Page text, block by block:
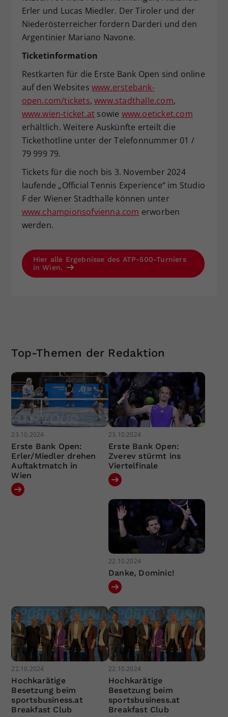
Erler und Lucas Miedler. Der Tiroler und der
Niederösterreicher fordern Darderi und den
Argentinier Mariano Navone.
Ticketinformation
Restkarten für die Erste Bank Open sind online
auf den Websites www.erstebank-
open.com/tickets,www.stadthalle.com,
www.wien-ticket.at sowie www.oeticket.com
erhältlich. Weitere Auskünfte erteilt die
Tickethotline unter der Telefonnummer 01 /
79 999 79.
Tickets für die noch bis 3. November 2024
laufende „Official Tennis Experience“ im Studio
F der Wiener Stadthalle können unter
www.championsofvienna.com erworben
werden.
Hier alle Ergebnisse des ATP-500-Turniers
in Wien.
Top-Themen der Redaktion
23.10.2024
Erste Bank Open:
Erler/Miedler drehen
Auftaktmatch in
Wien
23.10.2024
Erste Bank Open:
Zverev stürmt ins
Viertelfinale
22.10.2024
Danke, Dominic!
22.10.2024
Hochkarätige
Besetzung beim
sportsbusiness.at
Breakfast Club
22.10.2024
Hochkarätige
Besetzung beim
sportsbusiness.at
Breakfast Club